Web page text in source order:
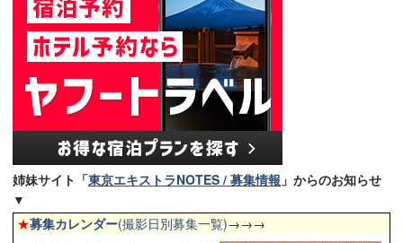
姉妹サイト「東京エキストラNOTES / 募集情報 」からのお知らせ
▼
★募集カレンダー(撮影日別募集一覧)→→→